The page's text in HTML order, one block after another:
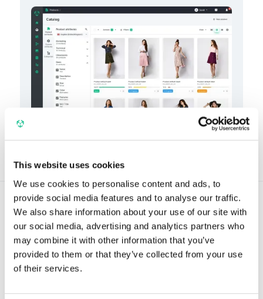
This website uses cookies
We use cookies to personalise content and ads, to
provide social media features and to analyse our traffic.
We also share information about your use of our site with
our social media, advertising and analytics partners who
may combine it with other information that you’ve
provided to them or that they’ve collected from your use
of their services.
Wyjątkowe historie zaczynają się od danych.
O Ergonode